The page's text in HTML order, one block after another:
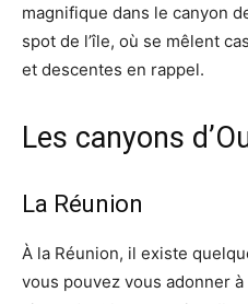
magnifique dans le canyon
spot de l’île, où se mêlent
et descentes en rappel.
Les canyons
La Réunion
À la Réunion, il existe
vous pouvez vous adonner